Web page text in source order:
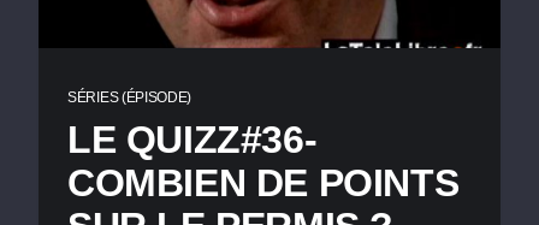
SÉRIES (ÉPISODE)
LE QUIZZ#36-
COMBIEN DE POINTS